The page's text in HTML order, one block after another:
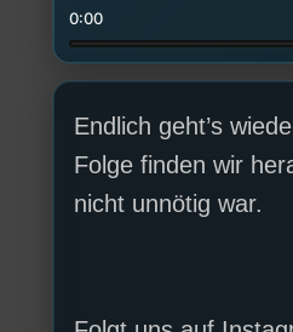
0:00
Endlich geht’s
Folge finden wir
nicht unnötig war.